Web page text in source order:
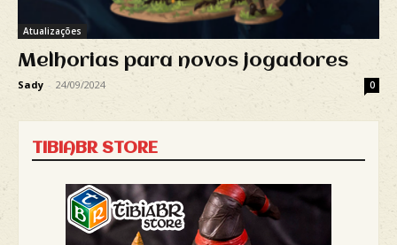
Atualizações
Melhorias para novos jogadores
Sady - 24/09/2024 0
TIBIABR STORE